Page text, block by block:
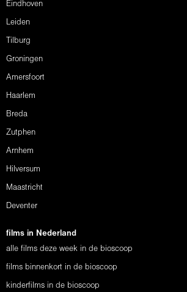
Eindhoven
Leiden
Tilburg
Groningen
Amersfoort
Haarlem
Breda
Zutphen
Arnhem
Hilversum
Maastricht
Deventer
films in Nederland
alle films deze week in de bioscoop
films binnenkort in de bioscoop
kinderfilms in de bioscoop